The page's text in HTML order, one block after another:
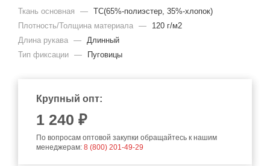
Ткань основная — TC(65%-полиэстер, 35%-хлопок)
Плотность/Толщина материала —
120 г/м2
Длина рукава — Длинный
Тип фиксации — Пуговицы
Крупный опт:
1 240 ₽
По вопросам оптовой закупки обращайтесь к нашим
менеджерам: 8 (800) 201-49-29